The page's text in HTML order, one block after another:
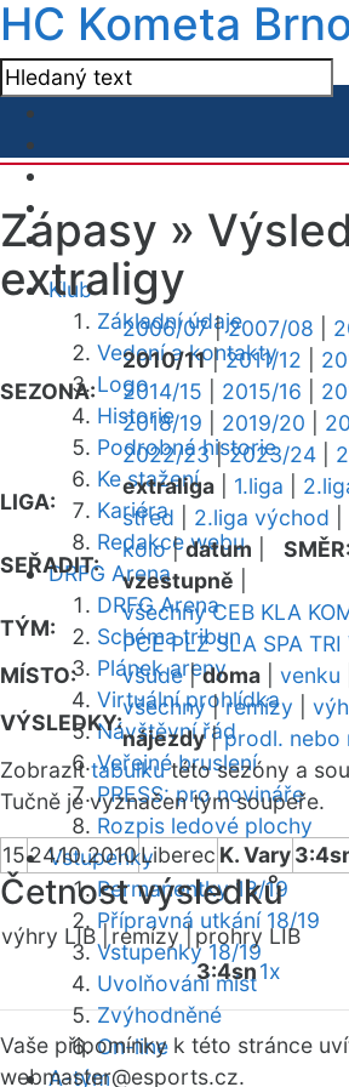
HC Kometa
Klub
Základní údaje
Vedení a kontakty
Logo
Historie
Podrobná historie
Ke stažení
Kariéra
Redakce webu
DRFG Arena
DRFG Arena
Schéma tribun
Plánek areny
Virtuální prohlídka
Návštěvní řád
Veřejné bruslení
PRESS: pro novináře
Rozpis ledové plochy
Vstupenky
Permanentky 18/19
Přípravná utkání 18/19
Vstupenky 18/19
Uvolňování míst
Zvýhodněné
On-line
A-tým
Zápasy »
extraligy
SEZONA:
2006/07|2007/08
2010/11|2011/12
2014/15
2015/16
2018/19
2019/20
2022/23|2023/24
LIGA:
extraliga 1.liga
střed
2.liga východ
SEŘADIT:
kolo|datum SMĚR:
vzestupně
TÝM:
všechny CEB KLA
PCE PLZ SLA SPA TRI
MÍSTO:
všude|doma venku
VÝSLEDKY:
všechny|remízy
nájezdy|prodl. nebo
Zobrazittabulkutéto sezóny a
Tučně je vyznačen tým soupeře.
1524.10.2010Liberec K. Vary
Četnost výsledků
výhry LIB | remízy |prohry LIB
3:4sn1x
Vaše připomínky k této stránce
webmaster@esports.cz.